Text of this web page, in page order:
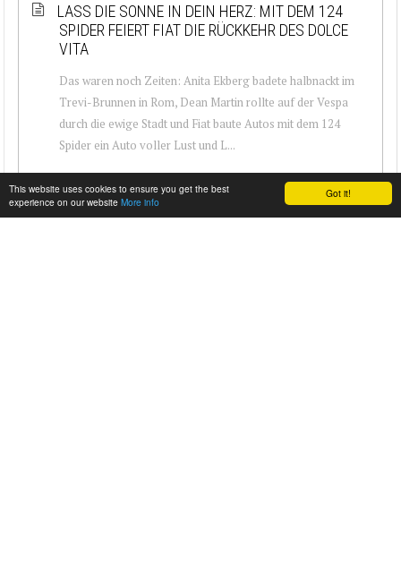
Got it!
This website uses cookies to ensure you get the best
experience on our website More info
LASS DIE SONNE IN DEIN HERZ: MIT DEM 124
SPIDER FEIERT FIAT DIE RÜCKKEHR DES DOLCE
VITA
Das waren noch Zeiten: Anita Ekberg badete halbnackt im
Trevi-Brunnen in Rom, Dean Martin rollte auf der Vespa
durch die ewige Stadt und Fiat baute Autos mit dem 124
Spider ein Auto voller Lust und L...